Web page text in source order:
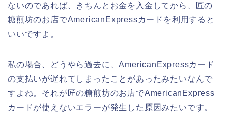
ないのであれば、きちんとお金を入金してから、匠の
糖煎坊のお店でAmericanExpressカードを利用すると
いいですよ。
私の場合、どうやら過去に、AmericanExpressカード
の支払いが遅れてしまったことがあったみたいなんで
すよね。それが匠の糖煎坊のお店でAmericanExpress
カードが使えないエラーが発生した原因みたいです。